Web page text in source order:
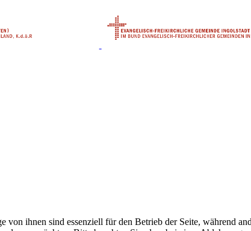
von ihnen sind essenziell für den Betrieb der Seite, während